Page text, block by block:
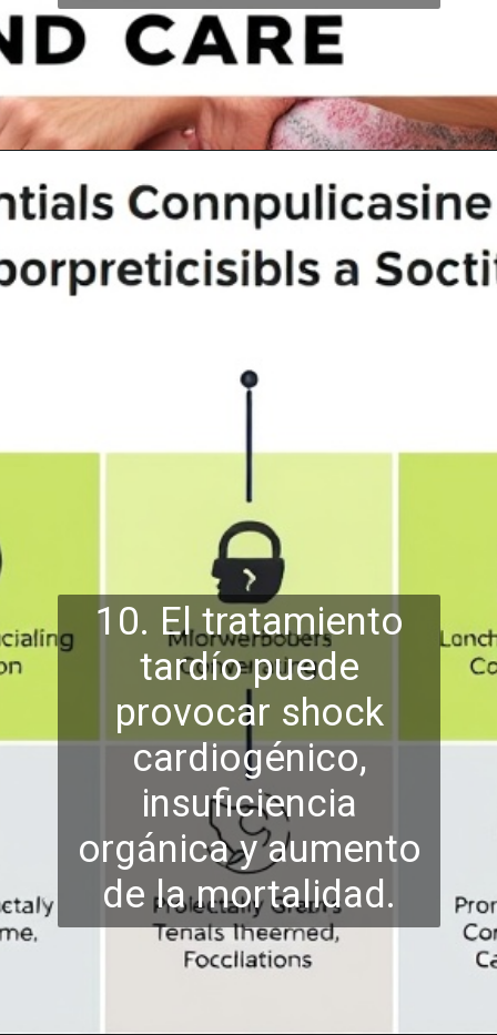
10. El tratamiento
tardío puede
provocar shock
cardiogénico,
insuficiencia
orgánica y aumento
de la mortalidad.